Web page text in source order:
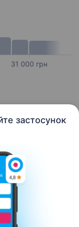
застосунок
31 000 грн